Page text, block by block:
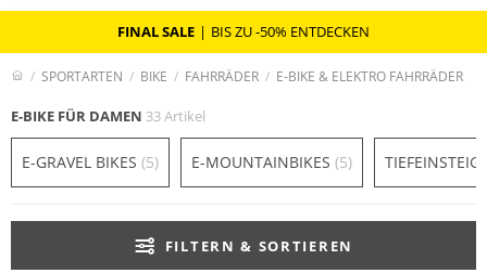
FINAL SALE | BIS ZU -50% ENTDECKEN
SPORTARTEN BIKE FAHRRÄDER E-BIKE & ELEKTRO FAHRRÄDER
E-BIKE FÜR DAMEN 33 Artikel
E-GRAVEL BIKES (5) E-MOUNTAINBIKES (5)
FILTERN & SORTIEREN